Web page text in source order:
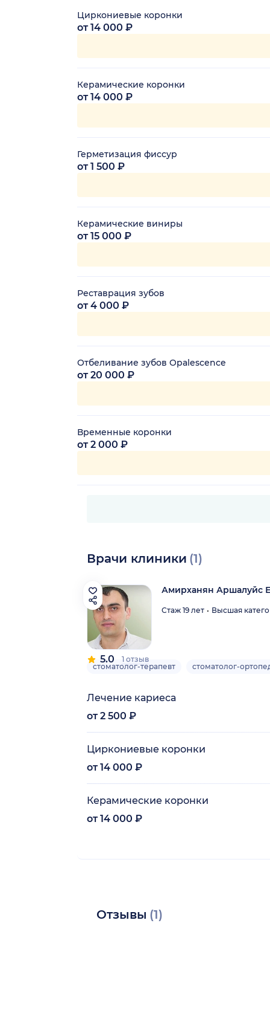
Циркониевые коронки
от 14 000 ₽
Керамические коронки
от 14 000 ₽
Герметизация фиссур
от 1 500 ₽
Керамические виниры
от 15 000 ₽
Реставрация зубов
от 4 000 ₽
Отбеливание зубов Opalescence
от 20 000 ₽
Временные коронки
от 2 000 ₽
Врачи клиники (1)
5.0 1 отзыв
Амирханян Аршалуйс
Стаж 19 лет Высшая
стоматолог-терапевт стоматолог-
Лечение кариеса
от 2 500 ₽
Циркониевые коронки
от 14 000 ₽
Керамические коронки
от 14 000 ₽
Отзывы (1)